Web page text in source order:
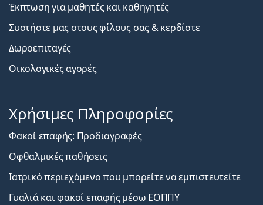
Έκπτωση για μαθητές και καθηγητές
Συστήστε μας στους φίλους σας & κερδίστε
Δωροεπιταγές
Οικολογικές αγορές
Χρήσιμες Πληροφορίες
Φακοί επαφής: Προδιαγραφές
Οφθαλμικές παθήσεις
Ιατρικό περιεχόμενο που μπορείτε να εμπιστευτείτε
Γυαλιά και φακοί επαφής μέσω ΕΟΠΠΥ